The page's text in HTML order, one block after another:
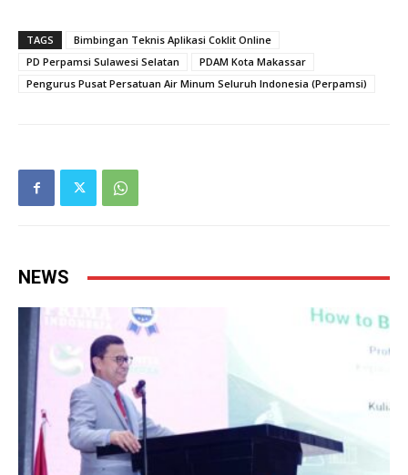
TAGS
Bimbingan Teknis Aplikasi Coklit Online
PD Perpamsi Sulawesi Selatan
PDAM Kota Makassar
Pengurus Pusat Persatuan Air Minum Seluruh Indonesia (Perpamsi)
NEWS